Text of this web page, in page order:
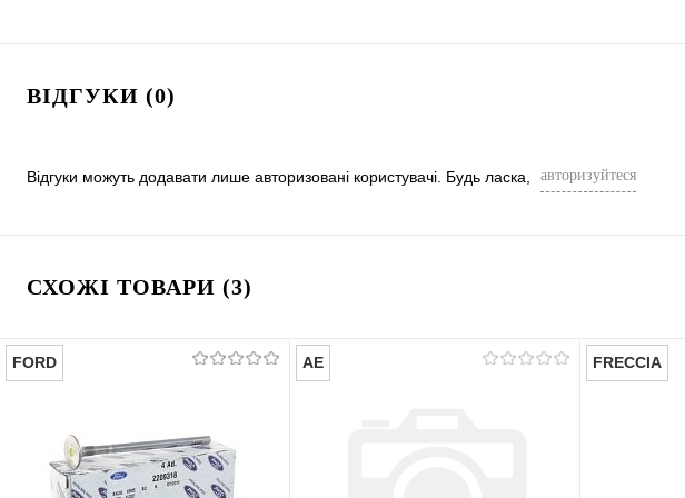
ВІДГУКИ (0)
Відгуки можуть додавати лише авторизовані користувачі. Будь ласка, авторизуйтеся
СХОЖІ ТОВАРИ (3)
FORD AE FRECCIA